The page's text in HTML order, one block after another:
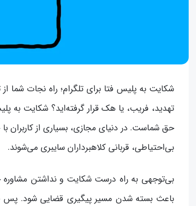
شکایت به پلیس فتا برای تلگرام؛ راه نجات شما
تهدید، فریب، یا هک قرار گرفته‌اید؟ شکایت به
حق شماست. در دنیای مجازی، بسیاری از کاربران
بی‌احتیاطی، قربانی کلاهبرداران سایبری می‌شوند.
بی‌توجهی به راه درست شکایت و نداشتن مشاوره
باعث بسته شدن مسیر پیگیری قضایی شود. پس